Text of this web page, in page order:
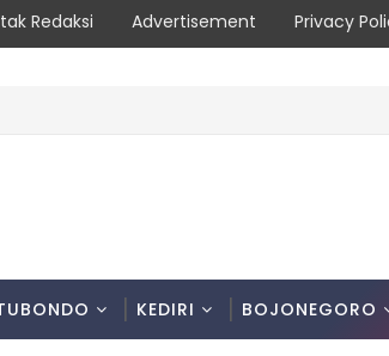
Redaksi Advertisement Privacy
KEDIRI BOJONEGORO